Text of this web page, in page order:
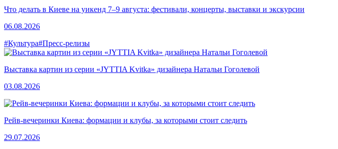
Что делать в Киеве на уикенд 7–9 августа: фестивали, концерты, выставки и экскурсии
06.08.2026
#Культура#Пресс-релизы
Выставка картин из серии «JYTTIA Kvitka» дизайнера Натальи Гоголевой
03.08.2026
Рейв-вечеринки Киева: формации и клубы, за которыми стоит следить
29.07.2026